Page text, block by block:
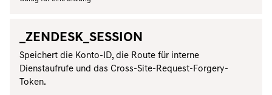
_ZENDESK_SESSION
Speichert die Konto-ID, die Route für interne
Dienstaufrufe und das Cross-Site-Request-Forgery-
Token.